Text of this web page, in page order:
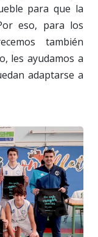
para que la
eso, para los
también
les ayudamos a
adaptarse a